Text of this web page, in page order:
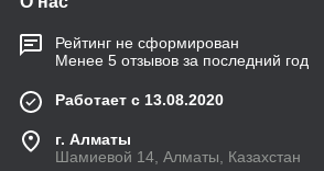
Рейтинг не сформирован
Менее 5 отзывов за последний год
Работает с 13.08.2020
г. Алматы
Шамиевой 14, Алматы, Казахстан